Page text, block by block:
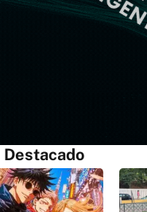
Destacado